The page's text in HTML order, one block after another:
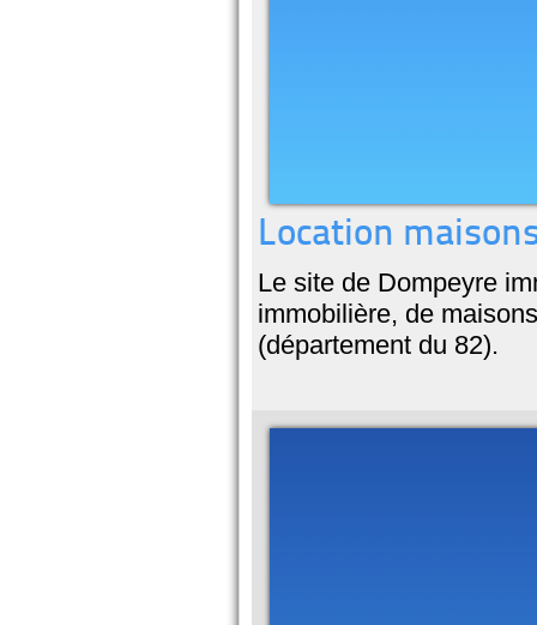
Location
Le site de Dompeyre
immobilière, de
(département du 82).